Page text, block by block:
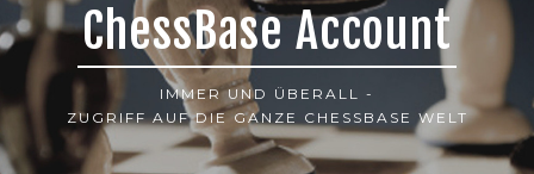
ChessBase Account
IMMER UND ÜBERALL -
ZUGRIFF AUF DIE GANZE CHESSBASE WELT